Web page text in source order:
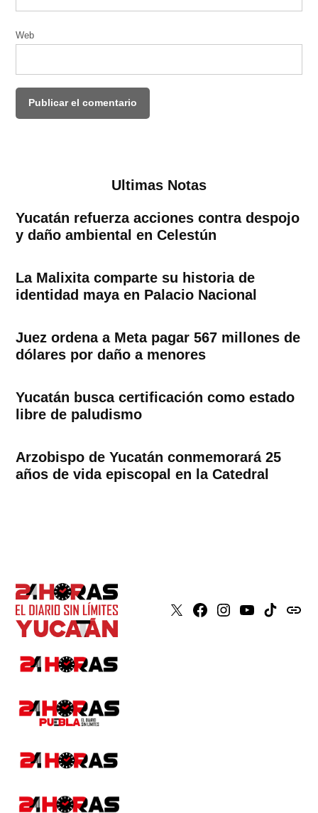
Web
Ultimas Notas
Yucatán refuerza acciones contra despojo
y daño ambiental en Celestún
La Malixita comparte su historia de
identidad maya en Palacio Nacional
Juez ordena a Meta pagar 567 millones de
dólares por daño a menores
Yucatán busca certificación como estado
libre de paludismo
Arzobispo de Yucatán conmemorará 25
años de vida episcopal en la Catedral
X Faceboook
Instagram
YoutubeTiktokissuu